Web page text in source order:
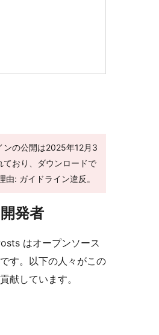
ンの公開は2025年12月3
ており、ダウンロードで
由: ガイドライン違反。
発者
はオープンソース
す。以下の人々がこの
献しています。